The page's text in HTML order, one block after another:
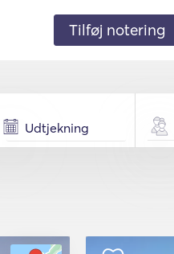
Tilføj notering